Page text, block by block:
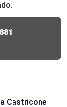
Castricone